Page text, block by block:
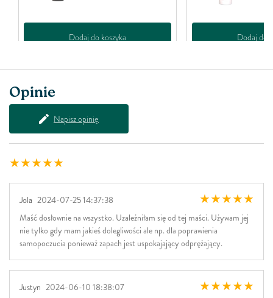
Dodaj do koszyka Dodaj do
Opinie
Napisz opinię
Jola 2024-07-25 14:37:38
Maść dosłownie na wszystko. Uzależniłam się od tej maści. Używam jej
nie tylko gdy mam jakieś dolegliwości ale np. dla poprawienia
samopoczucia ponieważ zapach jest uspokajający odprężający.
Justyn 2024-06-10 18:38:07